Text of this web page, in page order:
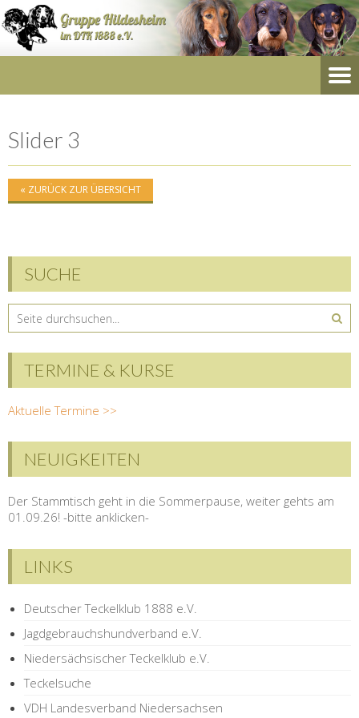
Slider 3
« ZURÜCK ZUR ÜBERSICHT
SUCHE
TERMINE & KURSE
Aktuelle Termine >>
NEUIGKEITEN
Der Stammtisch geht in die Sommerpause, weiter gehts am
01.09.26! -bitte anklicken-
LINKS
Deutscher Teckelklub 1888 e.V.
Jagdgebrauchshundverband e.V.
Niedersächsischer Teckelklub e.V.
Teckelsuche
VDH Landesverband Niedersachsen